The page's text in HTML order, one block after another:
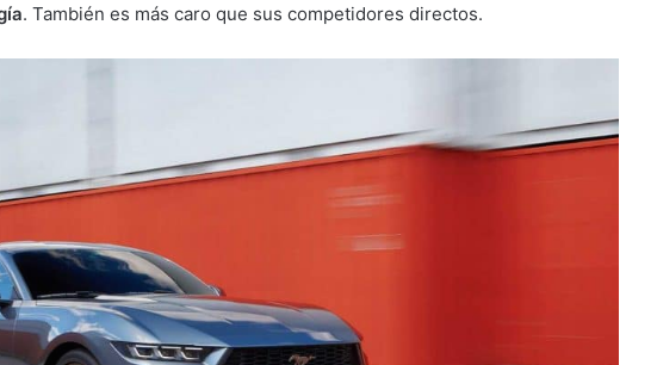
. También es más caro que sus competidores directos.